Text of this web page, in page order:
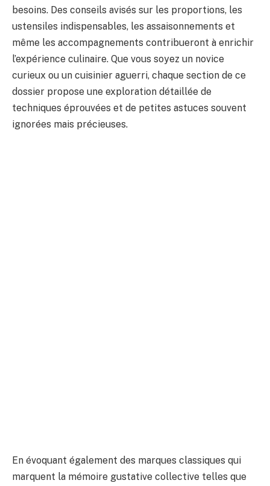
besoins. Des conseils avisés sur les proportions, les
ustensiles indispensables, les assaisonnements et
même les accompagnements contribueront à enrichir
l’expérience culinaire. Que vous soyez un novice
curieux ou un cuisinier aguerri, chaque section de ce
dossier propose une exploration détaillée de
techniques éprouvées et de petites astuces souvent
ignorées mais précieuses.
En évoquant également des marques classiques qui
marquent la mémoire gustative collective telles que